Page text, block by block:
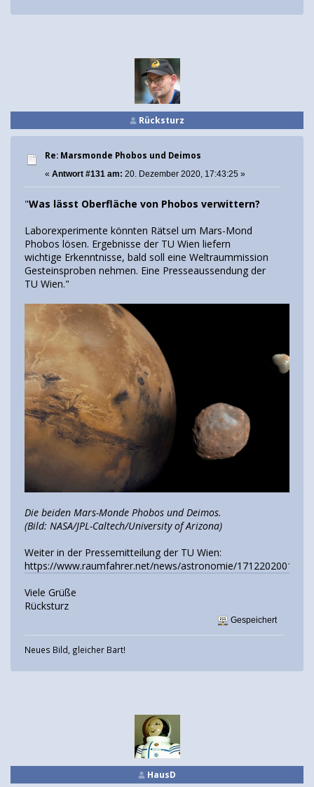
Rücksturz
Re: Marsmonde Phobos und Deimos
« Antwort #131 am: 20. Dezember 2020, 17:43:25 »
"Was lässt Oberfläche von Phobos verwittern?
Laborexperimente könnten Rätsel um Mars-Mond
Phobos lösen. Ergebnisse der TU Wien liefern
wichtige Erkenntnisse, bald soll eine Weltraummission
Gesteinsproben nehmen. Eine Presseaussendung der
TU Wien."
Die beiden Mars-Monde Phobos und Deimos.
(Bild: NASA/JPL-Caltech/University of Arizona)
Weiter in der Pressemitteilung der TU Wien:
https://www.raumfahrer.net/news/astronomie/
Viele Grüße
Rücksturz
Gespeichert
Neues Bild, gleicher Bart!
HausD